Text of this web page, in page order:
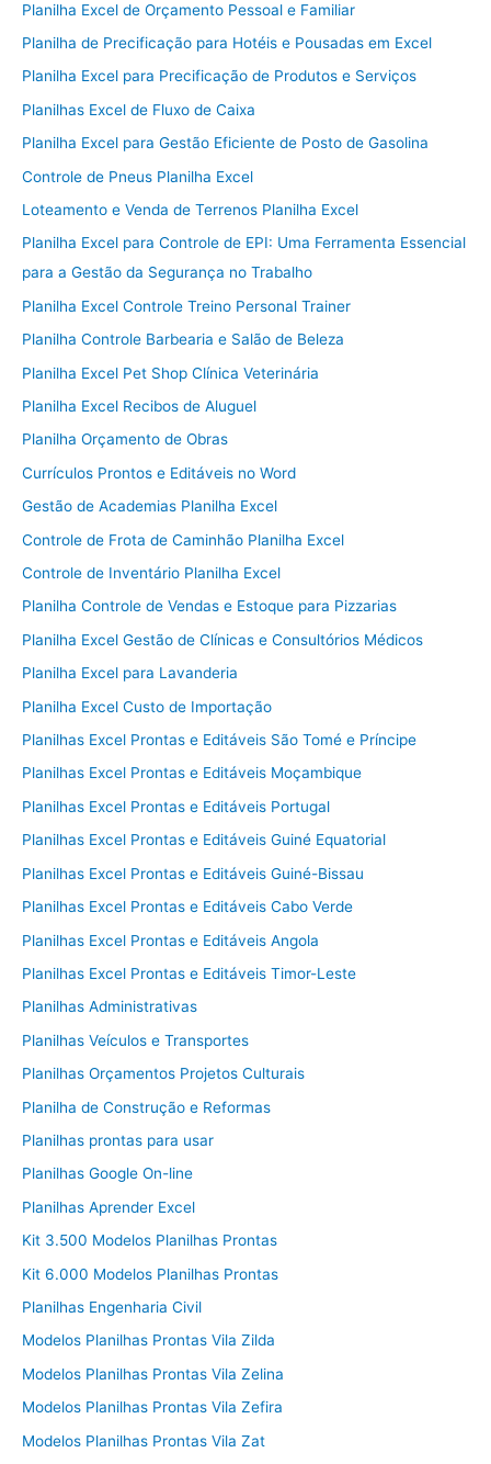
Planilha Excel de Orçamento Pessoal e Familiar
Planilha de Precificação para Hotéis e Pousadas em Excel
Planilha Excel para Precificação de Produtos e Serviços
Planilhas Excel de Fluxo de Caixa
Planilha Excel para Gestão Eficiente de Posto de Gasolina
Controle de Pneus Planilha Excel
Loteamento e Venda de Terrenos Planilha Excel
Planilha Excel para Controle de EPI: Uma Ferramenta Essencial
para a Gestão da Segurança no Trabalho
Planilha Excel Controle Treino Personal Trainer
Planilha Controle Barbearia e Salão de Beleza
Planilha Excel Pet Shop Clínica Veterinária
Planilha Excel Recibos de Aluguel
Planilha Orçamento de Obras
Currículos Prontos e Editáveis no Word
Gestão de Academias Planilha Excel
Controle de Frota de Caminhão Planilha Excel
Controle de Inventário Planilha Excel
Planilha Controle de Vendas e Estoque para Pizzarias
Planilha Excel Gestão de Clínicas e Consultórios Médicos
Planilha Excel para Lavanderia
Planilha Excel Custo de Importação
Planilhas Excel Prontas e Editáveis São Tomé e Príncipe
Planilhas Excel Prontas e Editáveis Moçambique
Planilhas Excel Prontas e Editáveis Portugal
Planilhas Excel Prontas e Editáveis Guiné Equatorial
Planilhas Excel Prontas e Editáveis Guiné-Bissau
Planilhas Excel Prontas e Editáveis Cabo Verde
Planilhas Excel Prontas e Editáveis Angola
Planilhas Excel Prontas e Editáveis Timor-Leste
Planilhas Administrativas
Planilhas Veículos e Transportes
Planilhas Orçamentos Projetos Culturais
Planilha de Construção e Reformas
Planilhas prontas para usar
Planilhas Google On-line
Planilhas Aprender Excel
Kit 3.500 Modelos Planilhas Prontas
Kit 6.000 Modelos Planilhas Prontas
Planilhas Engenharia Civil
Modelos Planilhas Prontas Vila Zilda
Modelos Planilhas Prontas Vila Zelina
Modelos Planilhas Prontas Vila Zefira
Modelos Planilhas Prontas Vila Zat